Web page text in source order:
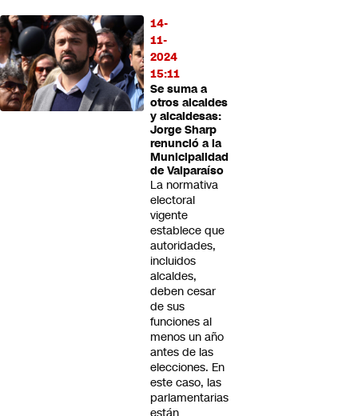
14-
11-
2024
15:11
Se suma a
otros alcaldes
y alcaldesas:
Jorge Sharp
renunció a la
Municipalidad
de Valparaíso
La normativa
electoral
vigente
establece que
autoridades,
incluidos
alcaldes,
deben cesar
de sus
funciones al
menos un año
antes de las
elecciones. En
este caso, las
parlamentarias
están